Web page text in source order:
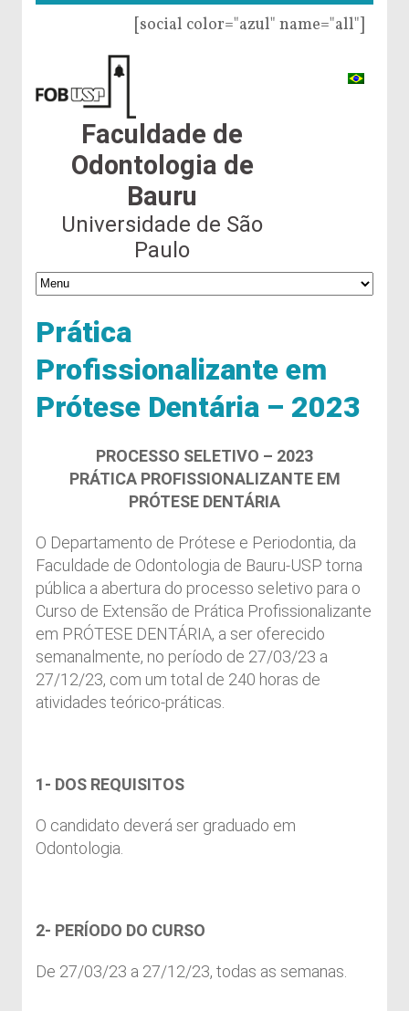
[social color="azul" name="all"]
Faculdade de
Odontologia de
Bauru
Universidade de São
Paulo
Prática
Profissionalizante em
Prótese Dentária – 2023
PROCESSO SELETIVO – 2023
PRÁTICA PROFISSIONALIZANTE EM
PRÓTESE DENTÁRIA
O Departamento de Prótese e Periodontia, da
Faculdade de Odontologia de Bauru-USP torna
pública a abertura do processo seletivo para o
Curso de Extensão de Prática Profissionalizante
em PRÓTESE DENTÁRIA, a ser oferecido
semanalmente, no período de 27/03/23 a
27/12/23, com um total de 240 horas de
atividades teórico-práticas.
1- DOS REQUISITOS
O candidato deverá ser graduado em
Odontologia.
2- PERÍODO DO CURSO
De 27/03/23 a 27/12/23, todas as semanas.